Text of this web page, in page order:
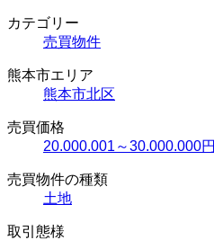
カテゴリー
売買物件
熊本市エリア
熊本市北区
売買価格
20.000.001～30.000.000円
売買物件の種類
土地
取引態様